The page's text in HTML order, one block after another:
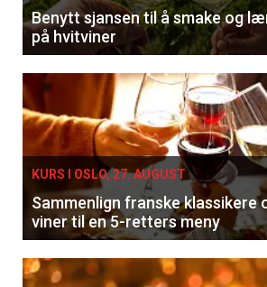
Benytt sjansen til å smake og
på hvitviner
KURS I OSLO, 27. AUGUST
Sammenlign franske klassikere
viner til en 5-retters meny